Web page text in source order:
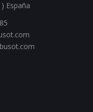
España